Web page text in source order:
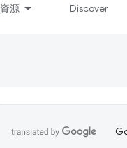
資源 Discover